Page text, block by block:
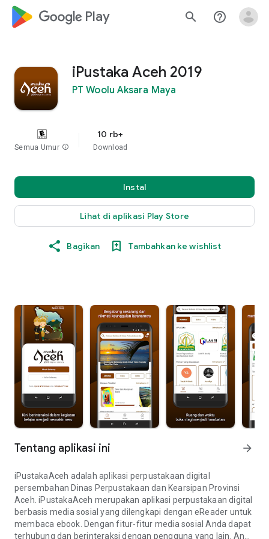
google_logo Play search help_outline
iPustaka Aceh 2019
PT Woolu Aksara Maya
Semua Umur info
10 rb+
Download
Instal
Lihat di aplikasi Play Store
Bagikan Tambahkan ke wishlist
Tentang aplikasi ini arrow_forward
iPustakaAceh adalah aplikasi perpustakaan digital
persembahan Dinas Perpustakaan dan Kearsipan Provinsi
Aceh. iPustakaAceh merupakan aplikasi perpustakaan digital
berbasis media sosial yang dilengkapi dengan eReader untuk
membaca ebook. Dengan fitur-fitur media sosial Anda dapat
terhubung dan berinteraksi dengan pengguna yang lain. Anda